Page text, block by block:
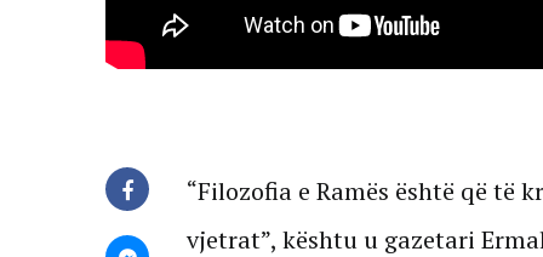
“Filozofia e Ramës është që të
vjetrat”, kështu u gazetari